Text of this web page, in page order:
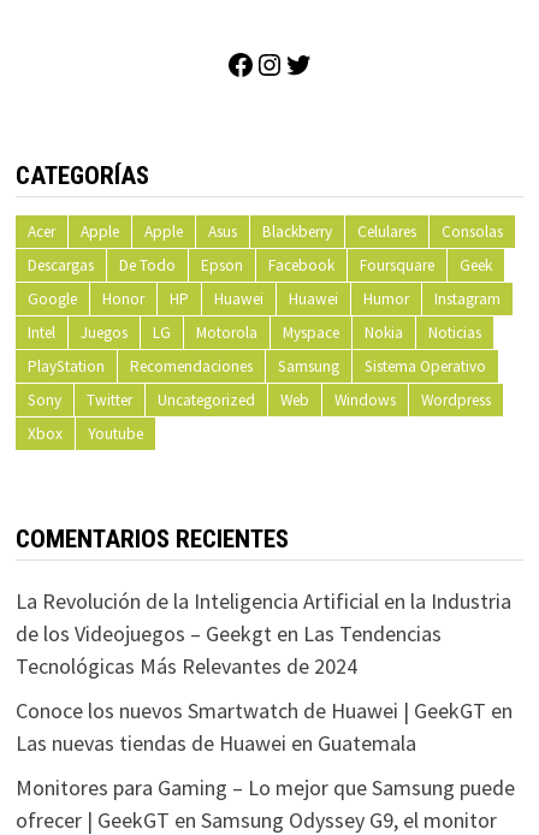
Facebook
Instagram
CATEGORÍAS
Acer Apple Apple Asus Blackberry Celulares
Consolas
Descargas
De Todo Epson Facebook Foursquare
Geek
Google
Honor HP Huawei Huawei Humor
Instagram
Intel
Juegos LG Motorola Myspace Nokia
Noticias
PlayStation
Recomendaciones Samsung
Sistema Operativo
Sony
Twitter Uncategorized Web Windows
Wordpress
Xbox
Youtube
COMENTARIOS RECIENTES
La Revolución de la Inteligencia Artificial en la Industria
de los Videojuegos – Geekgten Las Tendencias
Tecnológicas Más Relevantes de 2024
Conoce los nuevos Smartwatch de Huawei | GeekGT en
Las nuevas tiendas de Huawei en Guatemala
Monitores para Gaming – Lo mejor que Samsung puede
ofrecer | GeekGT en Samsung Odyssey G9, el monitor